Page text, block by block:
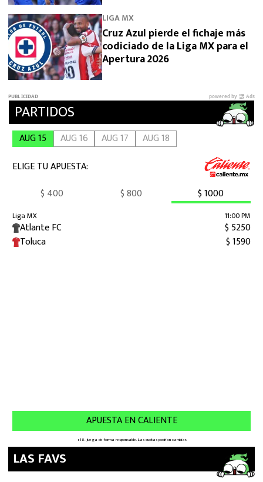
LIGA MX
Cruz Azul pierde el fichaje más
codiciado de la Liga MX para el
Apertura 2026
LAS FAVS